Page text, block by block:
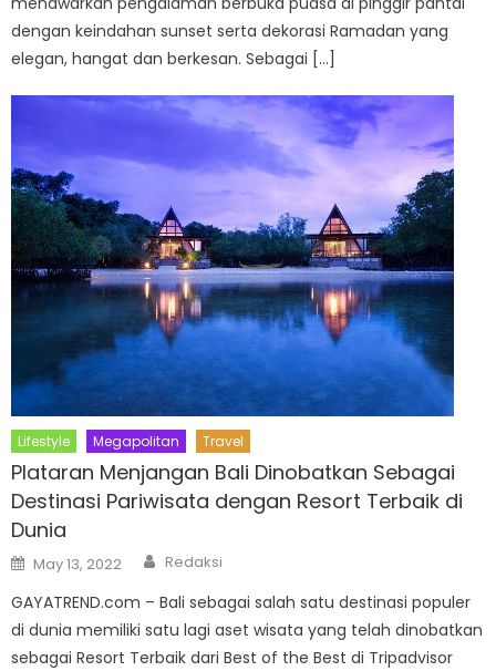
dengan keindahan sunset serta dekorasi Ramadan yang
elegan, hangat dan berkesan. Sebagai […]
Lifestyle Megapolitan Travel
Plataran Menjangan Bali Dinobatkan Sebagai
Destinasi Pariwisata dengan Resort Terbaik di
Dunia
Posted
on
May 13, 2022 Author
Redaksi
GAYATREND.com – Bali sebagai salah satu destinasi populer
di dunia memiliki satu lagi aset wisata yang telah dinobatkan
sebagai Resort Terbaik dari Best of the Best di Tripadvisor